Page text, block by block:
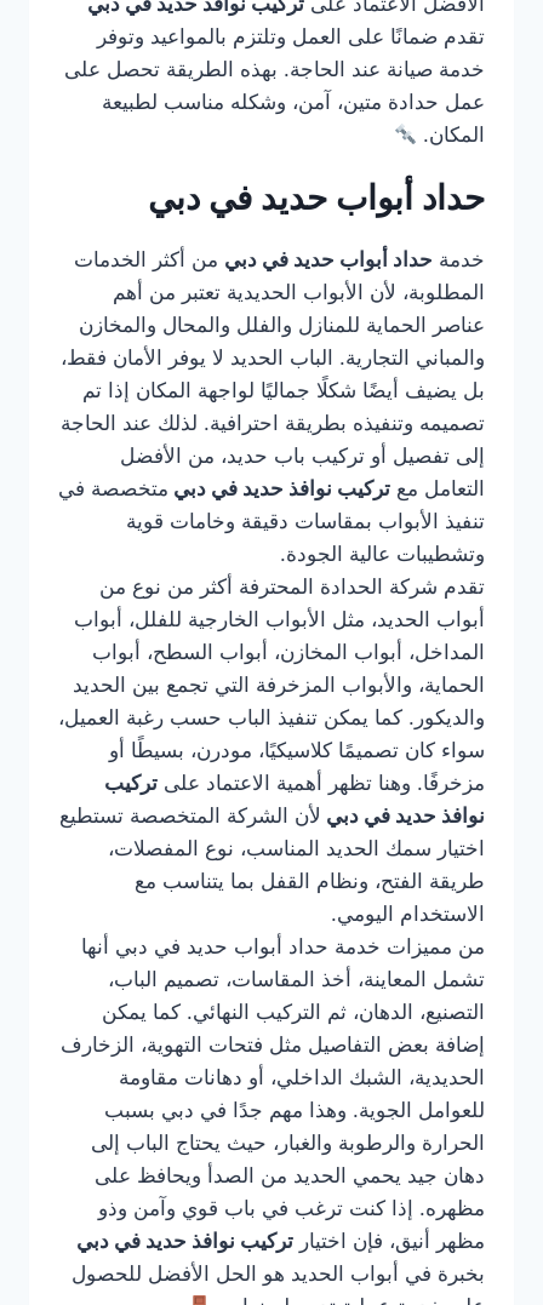
تقدم ضمانًا على العمل وتلتزم بالمواعيد وتوفر
خدمة صيانة عند الحاجة. بهذه الطريقة تحصل على
عمل حدادة متين، آمن، وشكله مناسب لطبيعة
المكان.
حداد أبواب حديد في دبي
خدمة حداد أبواب حديد في دبي من أكثر الخدمات
المطلوبة، لأن الأبواب الحديدية تعتبر من أهم
عناصر الحماية للمنازل والفلل والمحال والمخازن
والمباني التجارية. الباب الحديد لا يوفر الأمان فقط،
بل يضيف أيضًا شكلًا جماليًا لواجهة المكان إذا تم
تصميمه وتنفيذه بطريقة احترافية. لذلك عند الحاجة
إلى تفصيل أو تركيب باب حديد، من الأفضل
التعامل مع تركيب نوافذ حديد في دبي متخصصة في
تنفيذ الأبواب بمقاسات دقيقة وخامات قوية
وتشطيبات عالية الجودة.
تقدم شركة الحدادة المحترفة أكثر من نوع من
أبواب الحديد، مثل الأبواب الخارجية للفلل، أبواب
المداخل، أبواب المخازن، أبواب السطح، أبواب
الحماية، والأبواب المزخرفة التي تجمع بين الحديد
والديكور. كما يمكن تنفيذ الباب حسب رغبة العميل،
سواء كان تصميمًا كلاسيكيًا، مودرن، بسيطًا أو
مزخرفًا. وهنا تظهر أهمية الاعتماد على تركيب
نوافذ حديد في دبي لأن الشركة المتخصصة تستطيع
اختيار سمك الحديد المناسب، نوع المفصلات،
طريقة الفتح، ونظام القفل بما يتناسب مع
الاستخدام اليومي.
من مميزات خدمة حداد أبواب حديد في دبي أنها
تشمل المعاينة، أخذ المقاسات، تصميم الباب،
التصنيع، الدهان، ثم التركيب النهائي. كما يمكن
إضافة بعض التفاصيل مثل فتحات التهوية، الزخارف
الحديدية، الشبك الداخلي، أو دهانات مقاومة
للعوامل الجوية. وهذا مهم جدًا في دبي بسبب
الحرارة والرطوبة والغبار، حيث يحتاج الباب إلى
دهان جيد يحمي الحديد من الصدأ ويحافظ على
مظهره. إذا كنت ترغب في باب قوي وآمن وذو
مظهر أنيق، فإن اختيار تركيب نوافذ حديد في دبي
بخبرة في أبواب الحديد هو الحل الأفضل للحصول